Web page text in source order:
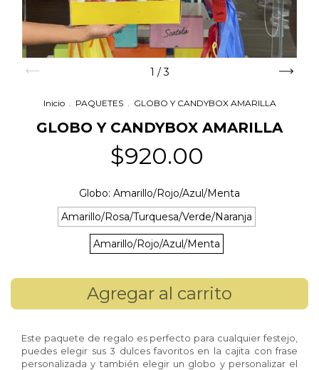
1 /3
Inicio PAQUETES GLOBO Y CANDYBOX AMARILLA
GLOBO Y CANDYBOX AMARILLA
$920.00
Globo: Amarillo/Rojo/Azul/Menta
Amarillo/Rosa/Turquesa/Verde/Naranja
Amarillo/Rojo/Azul/Menta
Este paquete de regalo es perfecto para cualquier festejo,
puedes elegir sus 3 dulces favoritos en la cajita con frase
personalizada y también elegir un globo y personalizar el